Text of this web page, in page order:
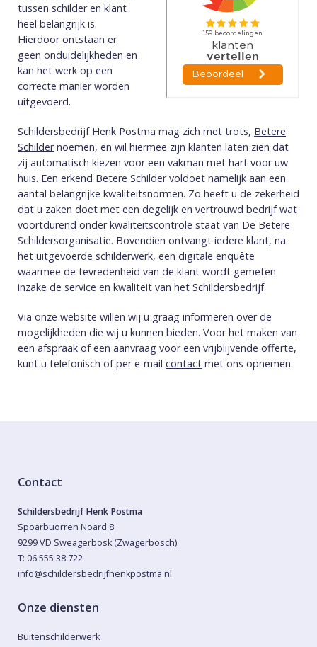
tussen schilder en klant
heel belangrijk is.
Hierdoor ontstaan er
geen onduidelijkheden en
kan het werk op een
correcte manier worden
uitgevoerd.
Schildersbedrijf Henk Postma mag zich met trots, Betere
Schildernoemen, en wil hiermee zijn klanten laten zien dat
zij automatisch kiezen voor een vakman met hart voor uw
huis. Een erkend Betere Schilder voldoet namelijk aan een
aantal belangrijke kwaliteitsnormen. Zo heeft u de zekerheid
dat u zaken doet met een degelijk en vertrouwd bedrijf wat
voortdurend onder kwaliteitscontrole staat van De Betere
Schildersorganisatie. Bovendien ontvangt iedere klant, na
het uitgevoerde schilderwerk, een digitale enquête
waarmee de tevredenheid van de klant wordt gemeten
inzake de service en kwaliteit van het Schildersbedrijf.
Via onze website willen wij u graag informeren over de
mogelijkheden die wij u kunnen bieden. Voor het maken van
een afspraak of een aanvraag voor een vrijblijvende offerte,
kunt u telefonisch of per e-mail contact met ons opnemen.
Contact
Schildersbedrijf Henk Postma
Spoarbuorren Noard 8
9299 VD Sweagerbosk (Zwagerbosch)
T: 06 555 38 722
info@schildersbedrijfhenkpostma.nl
Onze diensten
Buitenschilderwerk